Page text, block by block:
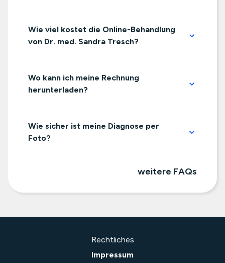
Wie viel kostet die Online-Behandlung
von Dr. med. Sandra Tresch?
Wo kann ich meine Rechnung
herunterladen?
Wie sicher ist meine Diagnose per
Foto?
weitere FAQs
Rechtliches
Impressum